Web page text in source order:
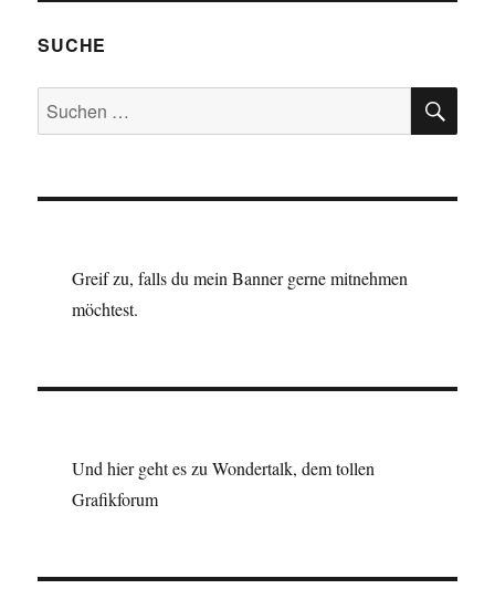
SUCHE
Suchen
nach:
Greif zu, falls du mein Banner gerne mitnehmen
möchtest.
Und hier geht es zu Wondertalk, dem tollen
Grafikforum